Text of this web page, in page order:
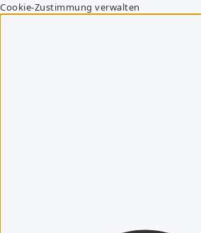
Cookie-Zustimmung verwalten